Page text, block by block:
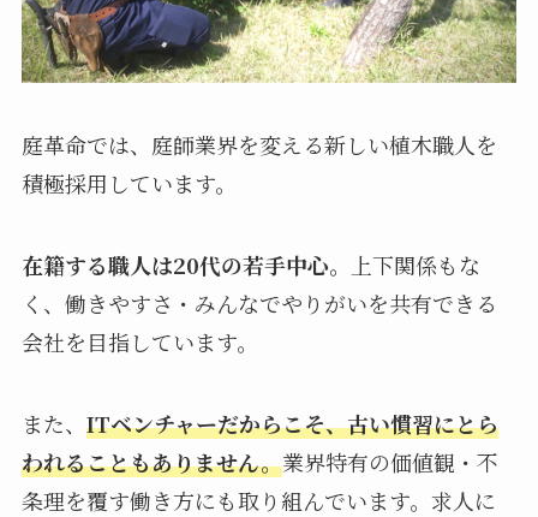
庭革命では、庭師業界を変える新しい植木職人を
積極採用しています。
在籍する職人は20代の若手中心。
上下関係もな
く、働きやすさ・みんなでやりがいを共有できる
会社を目指しています。
また、 ITベンチャーだからこそ、古い慣習にとら
われることもありません。業界特有の価値観・不
条理を覆す働き方にも取り組んでいます。求人に